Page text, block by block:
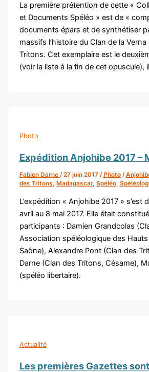
La première prétention de cette «
et Documents Spéléo » est de «
documents épars et de synthétiser
massifs l’histoire du Clan de la
Tritons. Cet exemplaire est le
(voir la liste à la fin de cet opuscule), il
Photo
Expédition Anjohibe 2017 –
Fabien Darne /27 juin 2017 /Photo/
des Tritons, Madagascar, Spéléo,
L’expédition « Anjohibe 2017 » s’est
avril au 8 mai 2017. Elle était
participants : Damien Grandcolas
Association spéléologique des Hauts
Saône), Alexandre Pont (Clan des
Darne (Clan des Tritons, Césame),
(spéléo libertaire).
Actualité
Les premières Gazettes